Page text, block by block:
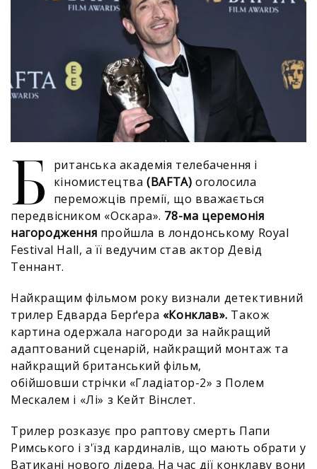
Б
ританська академія телебачення і
кіномистецтва(BAFTA) оголосила
переможців премії, що вважається
передвісником «Оскара». 78-ма церемонія
нагородження пройшла в лондонському Royal
Festival Hall, а її ведучим став актор Девід
Теннант.
Найкращим фільмом року визнали детективний
трилер Едварда Берґера «Конклав». Також
картина одержала нагороди за найкращий
адаптований сценарій, найкращий монтаж та
найкращий британський фільм,
обійшовши стрічки «Гладіатор-2» з Полем
Мескалем і «Лі» з Кейт Вінслет.
Трилер розказує про раптову смерть Папи
Римського і з'їзд кардиналів, що мають обрати у
Ватикані нового лідера. На час дії конклаву вони